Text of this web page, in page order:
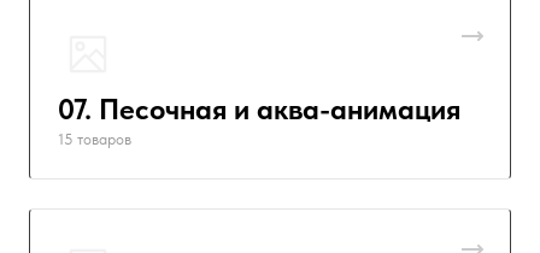
07. Песочная и аква-анимация
15 товаров